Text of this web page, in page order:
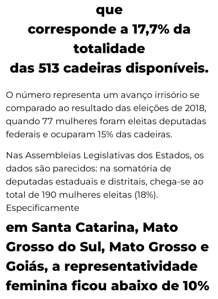
que
corresponde a 17,7% da
totalidade
das 513 cadeiras disponíveis.
O número representa um avanço irrisório se
comparado ao resultado das eleições de 2018,
quando 77 mulheres foram eleitas deputadas
federais e ocuparam 15% das cadeiras.
Nas Assembleias Legislativas dos Estados, os
dados são parecidos: na somatória de
deputadas estaduais e distritais, chega-se ao
total de 190 mulheres eleitas (18%).
Especificamente
em Santa Catarina, Mato
Grosso do Sul, Mato Grosso e
Goiás, a representatividade
feminina ficou abaixo de 10%